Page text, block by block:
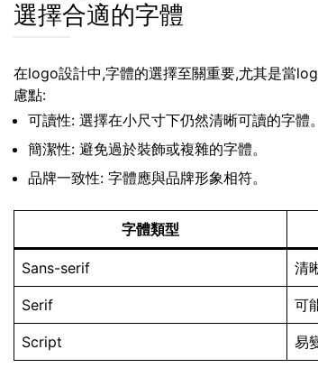
選擇合適的字體
在logo設計中,字體的選擇至關重要,尤其是當
慮點:
可讀性: 選擇在小尺寸下仍然清晰可讀的字體。
簡潔性: 避免過於裝飾或複雜的字體。
品牌一致性: 字體應與品牌形象相符。
字體類型
Sans-serif 清
Serif 可
Script 易